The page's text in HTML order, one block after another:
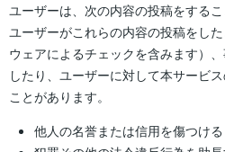
ユーザーは、次の内容の投稿をするこ
ユーザーがこれらの内容の投稿をし
ウェアによるチェックを含みます）
したり、ユーザーに対して本サービ
ことがあります。
他人の名誉または信用を傷つけ